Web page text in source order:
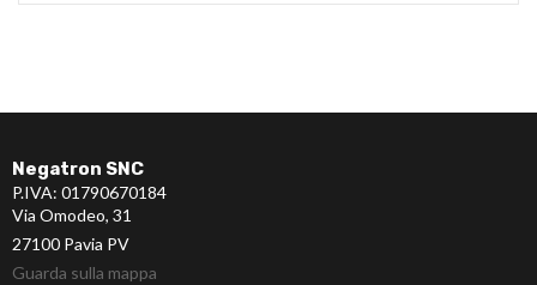
Negatron SNC
P.IVA: 01790670184
Via Omodeo, 31
27100 Pavia PV
Guarda sulla mappa